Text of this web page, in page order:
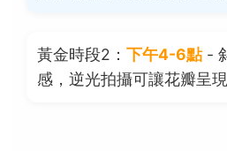
黃金時段2： 下午4-6點-
感，逆光拍攝可讓花瓣呈